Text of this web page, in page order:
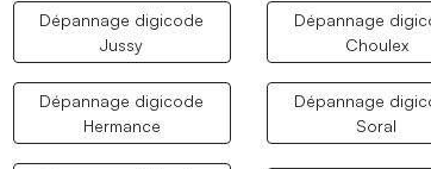
Dépannage digicode
Jussy
Dépannage
Choulex
Dépannage digicode
Hermance
Dépannage
Soral